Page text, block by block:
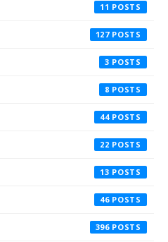
11
127
3
8
44
22
13
46
396